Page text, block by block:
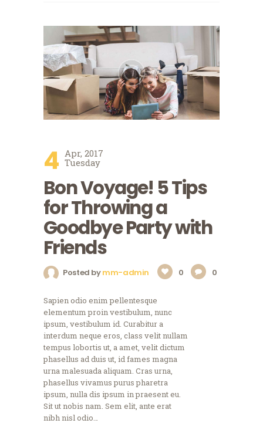
4 Apr, 2017
Tuesday
Bon Voyage! 5 Tips
for Throwing a
Goodbye Party with
Friends
Posted bymm-admin 0 0
Sapien odio enim pellentesque
elementum proin vestibulum, nunc
ipsum, vestibulum id. Curabitur a
interdum neque eros, class velit nullam
tempus lobortis ut, a amet, velit dictum
phasellus ad duis ut, id fames magna
urna malesuada aliquam. Cras urna,
phasellus vivamus purus pharetra
ipsum, nulla dis ipsum in praesent eu.
Sit ut nobis nam. Sem elit, ante erat
nibh nisl odio…